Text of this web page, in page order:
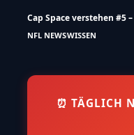
Cap Space verstehen #5
NFL NEWSWISSEN
⏰ TÄGLICH